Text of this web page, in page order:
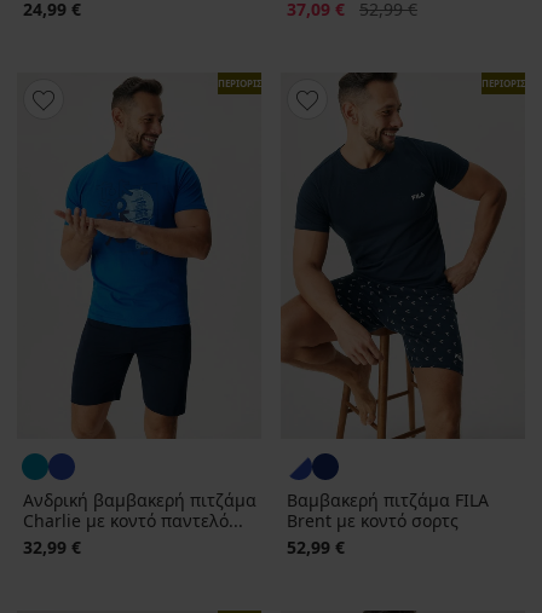
24,99 € Έκπτωση
37,09 € Αρχική τιμή
52,99 €
ΠΕΡΙΟΡΙΣΜΕΝΑ
Ανδρική βαμβακερή πιτζάμα
Charlie με κοντό παντελό...
32,99 €
Βαμβακερή πιτζάμα FILA
Brent με κοντό σορτς
52,99 €